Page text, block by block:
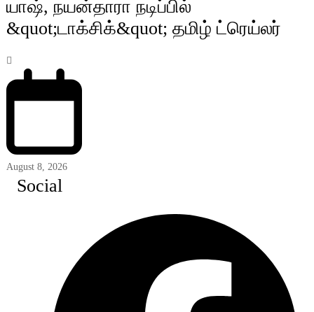
யாஷ், நயன்தாரா நடிப்பில்
&quot;டாக்சிக்&quot; தமிழ் ட்ரெய்லர்
August 8, 2026
Social